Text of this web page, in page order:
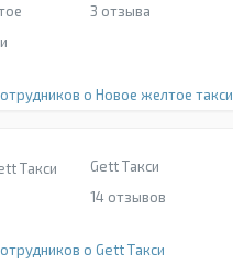
3 отзыва
о Новое желтое такси
Gett Такси
14 отзывов
о Gett Такси